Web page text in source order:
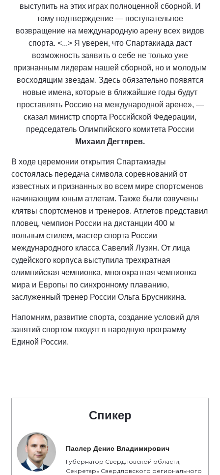
выступить на этих играх полноценной сборной. И
тому подтверждение — поступательное
возвращение на международную арену всех видов
спорта. <...> Я уверен, что Спартакиада даст
возможность заявить о себе не только уже
признанным лидерам нашей сборной, но и молодым
восходящим звездам. Здесь обязательно появятся
новые имена, которые в ближайшие годы будут
проставлять Россию на международной арене», —
сказал министр спорта Российской Федерации,
председатель Олимпийского комитета России
Михаил Дегтярев.
В ходе церемонии открытия Спартакиады
состоялась передача символа соревнований от
известных и признанных во всем мире спортсменов
начинающим юным атлетам. Также были озвучены
клятвы спортсменов и тренеров. Атлетов представил
пловец, чемпион России на дистанции 400 м
вольным стилем, мастер спорта России
международного класса Савелий Лузин. От лица
судейского корпуса выступила трехкратная
олимпийская чемпионка, многократная чемпионка
мира и Европы по синхронному плаванию,
заслуженный тренер России Ольга Брусникина.
Напомним, развитие спорта, создание условий для
занятий спортом входят в народную программу
Единой России.
Спикер
Паслер Денис Владимирович
Губернатор Свердловской области,
Секретарь Свердловского регионального